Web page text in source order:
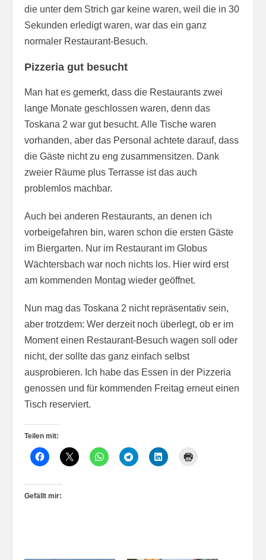
die unter dem Strich gar keine waren, weil die in 30
Sekunden erledigt waren, war das ein ganz
normaler Restaurant-Besuch.
Pizzeria gut besucht
Man hat es gemerkt, dass die Restaurants zwei
lange Monate geschlossen waren, denn das
Toskana 2 war gut besucht. Alle Tische waren
vorhanden, aber das Personal achtete darauf, dass
die Gäste nicht zu eng zusammensitzen. Dank
zweier Räume plus Terrasse ist das auch
problemlos machbar.
Auch bei anderen Restaurants, an denen ich
vorbeigefahren bin, waren schon die ersten Gäste
im Biergarten. Nur im Restaurant im Globus
Wächtersbach war noch nichts los. Hier wird erst
am kommenden Montag wieder geöffnet.
Nun mag das Toskana 2 nicht repräsentativ sein,
aber trotzdem: Wer derzeit noch überlegt, ob er im
Moment einen Restaurant-Besuch wagen soll oder
nicht, der sollte das ganz einfach selbst
ausprobieren. Ich habe das Essen in der Pizzeria
genossen und für kommenden Freitag erneut einen
Tisch reserviert.
Teilen mit:
Gefällt mir: